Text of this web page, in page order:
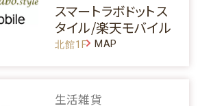
スマートラボドットス
タイル/楽天モバイル
北館1F MAP
生活雑貨